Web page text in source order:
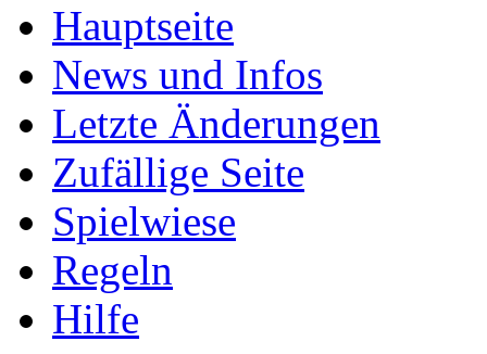
Hauptseite
News und Infos
Letzte Änderungen
Zufällige Seite
Spielwiese
Regeln
Hilfe